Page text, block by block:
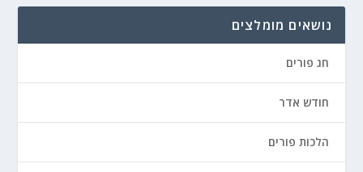
נושאים מומלצים
חג פורים
חודש אדר
הלכות פורים